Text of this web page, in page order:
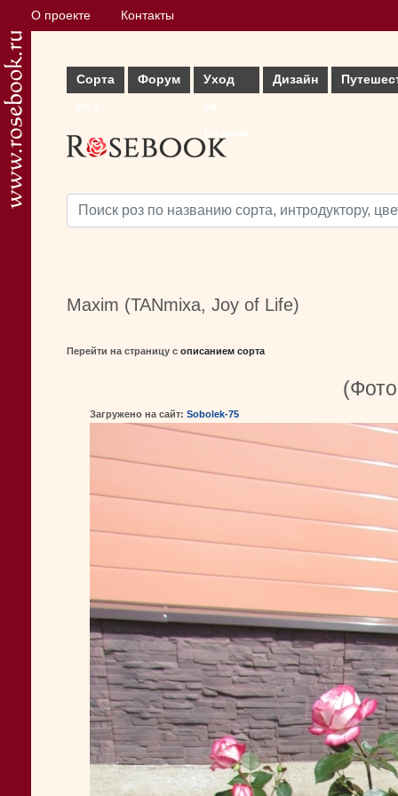
О проекте Контакты
Сорта
Форум
Уход
Дизайн
Maxim (TANmixa, Joy of Life)
Перейти на страницу с описанием сорта
Загружено на сайт: Sobolek-75